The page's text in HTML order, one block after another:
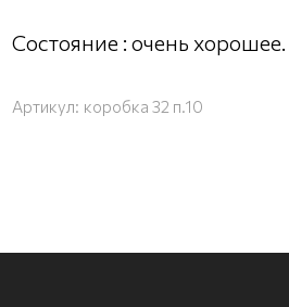
Состояние : очень хорошее.
Артикул: коробка 32 п.10